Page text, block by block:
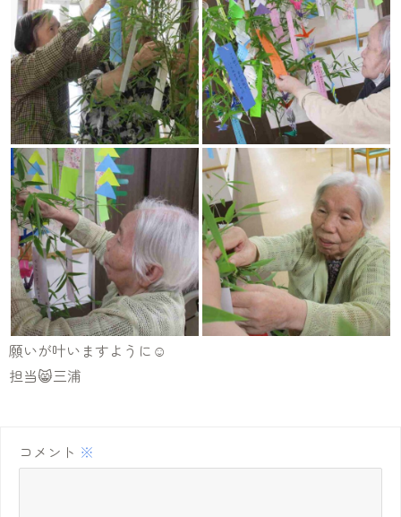
願いが叶いますように☺
担当😸三浦
コメント ※